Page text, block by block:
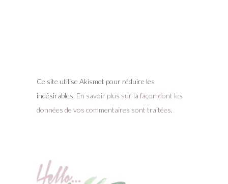
Ce site utilise Akismet pour réduire les
indésirables. En savoir plus sur la façon dont les
données de vos commentaires sont traitées.